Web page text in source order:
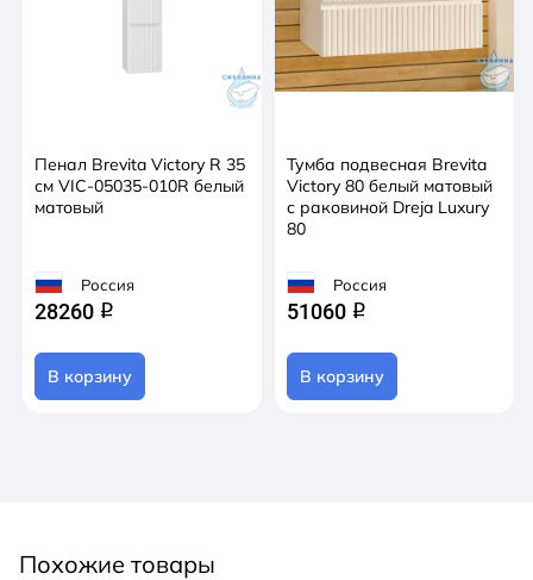
Пенал Brevita Victory R 35
см VIC-05035-010R белый
матовый
Россия
28260 q
В корзину
Тумба подвесная Brevita
Victory 80 белый матовый
с раковиной Dreja Luxury
80
Россия
51060 q
В корзину
Похожие товары